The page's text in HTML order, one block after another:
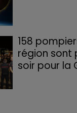
158
région sont
soir pour la